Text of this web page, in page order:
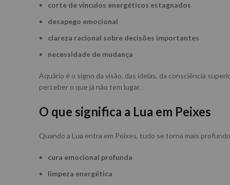
corte de vínculos energéticos estagnados
desapego emocional
clareza racional sobre decisões importantes
necessidade de mudança
Aquário é o signo da visão, das ideias, da consciência
perceber o que já não tem lugar.
O que significa a Lua em Peixes
Quando a Lua entra em Peixes, tudo se torna mais
cura emocional profunda
limpeza energética